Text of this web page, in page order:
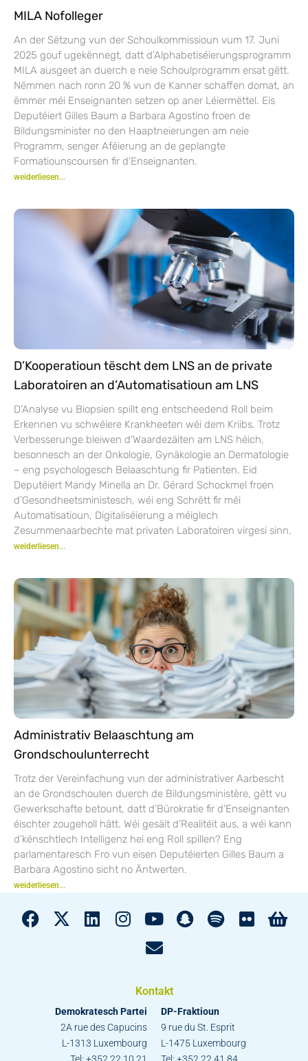
MILA Nofolleger
An der Sëtzung vun der Schoulkommissioun vum 17. Juni
2025 gouf ugekënnegt, datt d’Alphabetiséierungsprogramm
MILA ausgeet an duerch e neie Schoulprogramm ersat gëtt.
Nëmmen nach ronn 20 % vun de Kanner schaffen domat, an
ëmmer méi Enseignanten setzen op aner Léiermëttel. Eis
Deputéiert Gilles Baum a Barbara Agostino froen de
Bildungsminister no den Haaptneierungen am neie
Programm, senger Aféierung an de geplangte
Formatiounscoursen fir d’Enseignanten.
weiderliesen...
D’Kooperatioun tëscht dem LNS an de private
Laboratoiren an d’Automatisatioun am LNS
D’Analyse vu Biopsien spillt eng entscheedend Roll beim
Erkennen vu schwéiere Krankheeten wéi dem Kriibs. Trotz
Verbesserunge bleiwen d’Waardezäiten am LNS héich,
besonnesch an der Onkologie, Gynäkologie an Dermatologie
– eng psychologesch Belaaschtung fir Patienten. Eid
Deputéiert Mandy Minella an Dr. Gérard Schockmel froen
d’Gesondheetsministesch, wéi eng Schrëtt fir méi
Automatisatioun, Digitaliséierung a méiglech
Zesummenaarbechte mat privaten Laboratoiren virgesi sinn.
weiderliesen...
Administrativ Belaaschtung am
Grondschoulunterrecht
Trotz der Vereinfachung vun der administrativer Aarbescht
an de Grondschoulen duerch de Bildungsministère, gëtt vu
Gewerkschafte betount, datt d’Bürokratie fir d’Enseignanten
éischter zougeholl hätt. Wéi gesäit d’Realitéit aus, a wéi kann
d’kënschtlech Intelligenz hei eng Roll spillen? Eng
parlamentaresch Fro vun eisen Deputéierten Gilles Baum a
Barbara Agostino sicht no Äntwerten.
weiderliesen...
Kontakt
Demokratesch Partei
2A rue des Capucins
L-1313 Luxembourg
Tel: +352 22 10 21
DP-Fraktioun
9 rue du St. Esprit
L-1475 Luxembourg
Tel: +352 22 41 84